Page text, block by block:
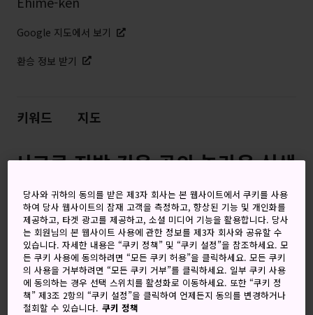
Google 지도에서 보기
환승 정보 받기
키워드 지도
시코쿠 지방 깊은 곳의 놀라운 식생
과 헐벗은 암석
색다른 자연환경을 경험하고 싶다면 석회암 비탈이 침식되어
형성된 지형인 시코쿠 카르스트를 방문해보세요. 하얀 석회암
언덕과 원뿔형의 싱크홀들이 멋진 초원 위로 널리 퍼져 있습니
다. 시코쿠 카르스트 지형은 완만한 산지로,시코쿠
지방과
태평양의 광활한 풍경을 한눈에 담을 수 있는 산책로가 여러
곳 있습니다.
당사와 귀하의 동의를 받은 제3자 회사는 본 웹사이트에서 쿠키를 사용
하여 당사 웹사이트의 잠재 고객을 측정하고, 향상된 기능 및 개인화를
제공하고, 타겟 광고를 제공하고, 소셜 미디어 기능을 활용합니다. 당사
는 회원님의 본 웹사이트 사용에 관한 정보를 제3자 회사와 공유할 수
있습니다. 자세한 내용은 “쿠키 정책” 및 “쿠키 설정”을 참조하세요. 모
든 쿠키 사용에 동의하려면 “모든 쿠키 허용”을 클릭하세요. 모든 쿠키
의 사용을 거부하려면 “모든 쿠키 거부”를 클릭하세요. 일부 쿠키 사용
에 동의하는 경우 선택 스위치를 활성화로 이동하세요. 또한 “쿠키 정
책” 제3조 2항의 “쿠키 설정”을 클릭하여 언제든지 동의를 변경하거나
철회할 수 있습니다. 쿠키 정책